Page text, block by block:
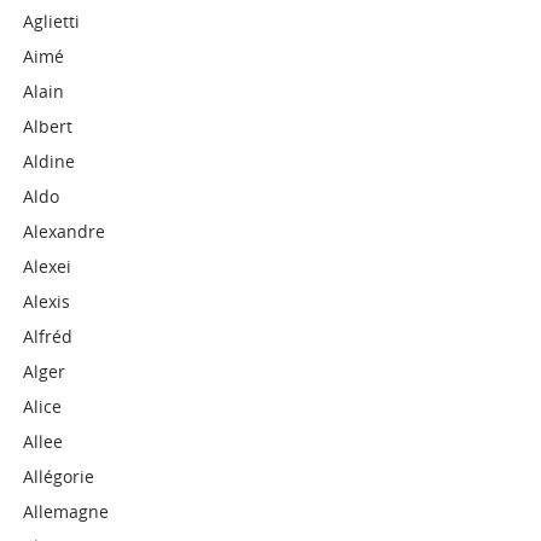
Aglietti
Aimé
Alain
Albert
Aldine
Aldo
Alexandre
Alexei
Alexis
Alfréd
Alger
Alice
Allee
Allégorie
Allemagne